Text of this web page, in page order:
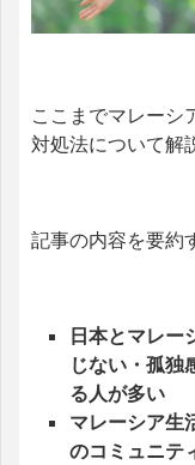
ここまでマレーシ
対処法について解
記事の内容を要約
日本とマレー
じない・孤独
る人が多い
マレーシア生
のコミュニテ